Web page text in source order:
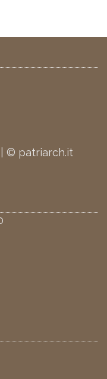
| © patriarch.it